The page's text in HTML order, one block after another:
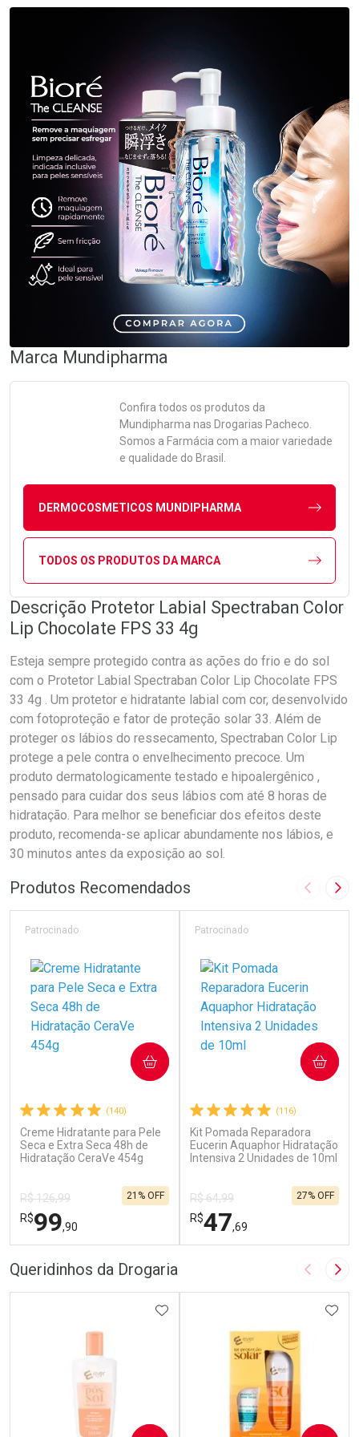
Marca Mundipharma
Confira todos os produtos da
Mundipharma nas Drogarias Pacheco.
Somos a Farmácia com a maior variedade
e qualidade do Brasil.
DERMOCOSMETICOS MUNDIPHARMA
TODOS OS PRODUTOS DA MARCA
Descrição Protetor Labial Spectraban Color
Lip Chocolate FPS 33 4g
Esteja sempre protegido contra as ações do frio e do sol
com o Protetor Labial Spectraban Color Lip Chocolate FPS
33 4g . Um protetor e hidratante labial com cor, desenvolvido
com fotoproteção e fator de proteção solar 33. Além de
proteger os lábios do ressecamento, Spectraban Color Lip
protege a pele contra o envelhecimento precoce. Um
produto dermatologicamente testado e hipoalergênico ,
pensado para cuidar dos seus lábios com até 8 horas de
hidratação. Para melhor se beneficiar dos efeitos deste
produto, recomenda-se aplicar abundamente nos lábios, e
30 minutos antes da exposição ao sol.
Produtos Recomendados Imagem
(140)
Creme Hidratante para Pele
Seca e Extra Seca 48h de
Hidratação CeraVe 454g
Patrocinado
R$ 126,99
R$99,90
21% OFF
COMPRAR
(116)
Kit Pomada Reparadora
Eucerin Aquaphor Hidratação
Intensiva 2 Unidades de 10ml
Patrocinado
R$ 64,99
R$47,69
27% OFF
COMPRAR
Queridinhos da Drogaria Imagem
ADICIONAR AOS FAVORITOS